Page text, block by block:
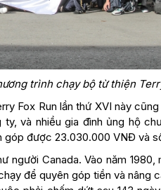
trình chạy bộ từ thiện
Fox Run lần thứ XVI này
và nhiều gia đình ủng hộ
góp được 23.030.000 VNĐ và
người Canada. Vào năm
để quyên góp tiền và nâng